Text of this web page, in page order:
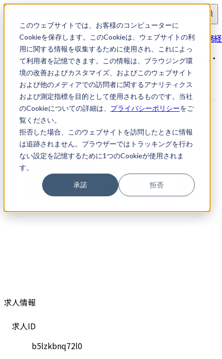
このウェブサイトでは、お客様のコンピューターに
Cookieを保存します。このCookieは、ウェブサイトの利
用に関する情報を収集するために使用され、これによっ
て利用者を記憶できます。この情報は、ブラウジング環
境の改善およびカスタマイズ、およびこのウェブサイト
および他のメディアでの訪問者に関するアナリティクス
および測定指標を目的として使用されるものです。当社
のCookieについての詳細は、 プライバシーポリシーをご
覧ください。
拒否した場合、このウェブサイトを訪問したときに情報
は追跡されません。ブラウザーではトラッキングを行わ
ない設定を記憶するために1つのCookieが使用されま
す。
承諾 拒否
会員登録
求人検索 弁理士法人／知財調査・分析業務／実務
弁理士法人／知財調査・分析業務／実務経験者｜知財転職・
知財お仕事ナビ
求人情報
求人ID
b5lzkbnq72l0